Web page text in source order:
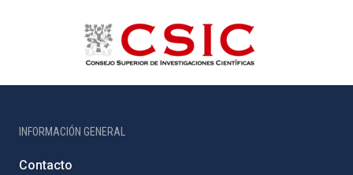
INFORMACIÓN GENERAL
Contacto